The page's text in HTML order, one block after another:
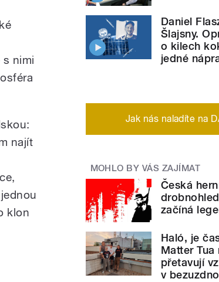
s nimi
najít
klon
Daniel
Šlajsny.
o kilech
jedné
Jak nás naladíte na
MOHLO BY VÁS ZAJÍMAT
Česká
začíná
Haló, je
Matter
přetavují
v